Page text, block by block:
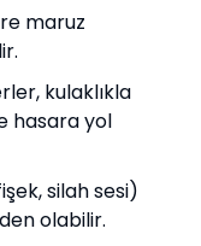
maruz
kulaklıkla
hasara yol
silah sesi)
olabilir.